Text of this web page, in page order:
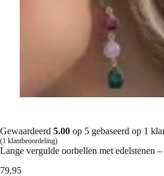
Gewaardeerd 5.00 op 5 gebaseerd op 1
(1 klantbeoordeling)
Lange vergulde oorbellen met edelstenen
79,95